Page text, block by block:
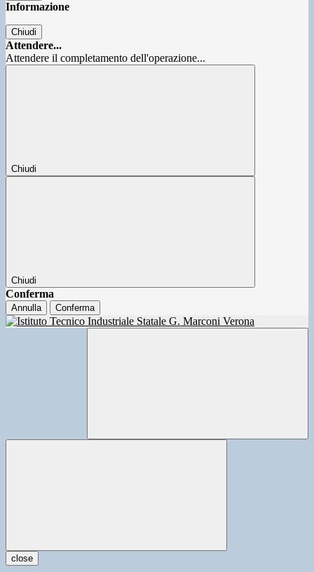
Informazione
Chiudi
Attendere...
Attendere il completamento dell'operazione...
Chiudi
Chiudi
Conferma
Annulla Conferma
close